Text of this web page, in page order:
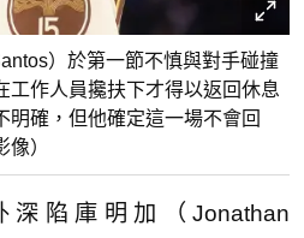
）於第一節不慎與對手碰撞
工作人員攙扶下才得以返回休息
明確，但他確定這一場不會回
）
陷庫明加（Jonathan